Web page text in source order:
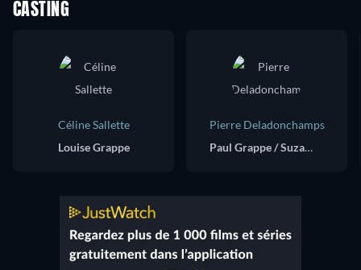
CASTING
Céline Sallette
Louise Grappe
Pierre Deladonchamps
Paul Grappe / Suzanne